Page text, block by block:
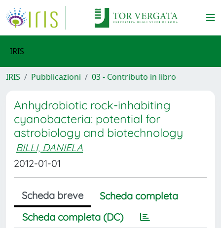
IRIS
IRIS Pubblicazioni 03 - Contributo in libro
Anhydrobiotic rock-inhabiting
cyanobacteria: potential for
astrobiology and biotechnology
BILLI, DANIELA
2012-01-01
Scheda breve
Scheda completa
Scheda completa (DC)